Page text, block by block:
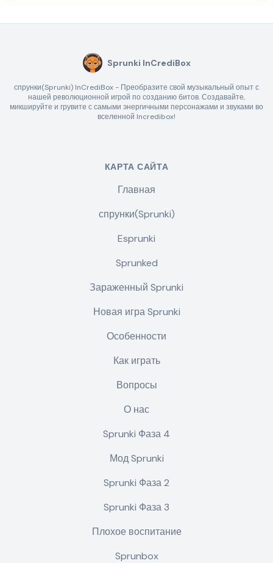
Sprunki InCrediBox
спрунки(Sprunki) InCrediBox - Преобразите свой музыкальный опыт с
нашей революционной игрой по созданию битов. Создавайте,
микшируйте и грувите с самыми энергичными персонажами и звуками во
вселенной Incredibox!
КАРТА САЙТА
Главная
спрунки(Sprunki)
Esprunki
Sprunked
Зараженный Sprunki
Новая игра Sprunki
Особенности
Как играть
Вопросы
О нас
Sprunki Фаза 4
Мод Sprunki
Sprunki Фаза 2
Sprunki Фаза 3
Плохое воспитание
Sprunbox